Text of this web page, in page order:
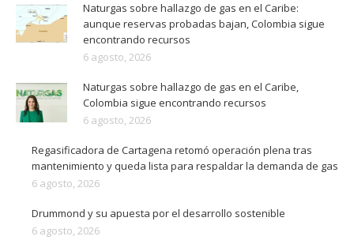
Naturgas sobre hallazgo de gas en el Caribe:
aunque reservas probadas bajan, Colombia sigue
encontrando recursos
6 agosto, 2026
Naturgas sobre hallazgo de gas en el Caribe,
Colombia sigue encontrando recursos
6 agosto, 2026
Regasificadora de Cartagena retomó operación plena tras
mantenimiento y queda lista para respaldar la demanda de gas
6 agosto, 2026
Drummond y su apuesta por el desarrollo sostenible
6 agosto, 2026